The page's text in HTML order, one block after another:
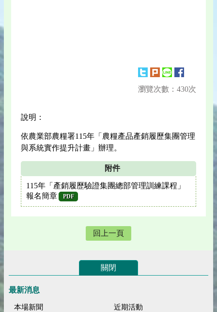
瀏覽次數：430次
說明：
依農業部農糧署115年「農糧產品產銷履歷集團管理
與系統實作提升計畫」辦理。
附件
115年「產銷履歷驗證集團總部管理訓練課程」
報名簡章
PDF
回上一頁
關閉
最新消息
本場新聞
近期活動